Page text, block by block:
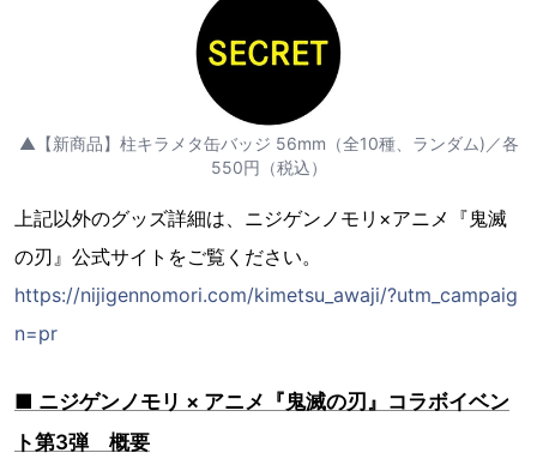
▲【新商品】柱キラメタ缶バッジ 56mm（全10種、ランダム)／各
550円（税込）
上記以外のグッズ詳細は、ニジゲンノモリ×アニメ『鬼滅
の刃』公式サイトをご覧ください。
https://nijigennomori.com/kimetsu_awaji/?utm_campaig
n=pr
■ ニジゲンノモリ × アニメ『鬼滅の刃』コラボイベン
ト第3弾 概要